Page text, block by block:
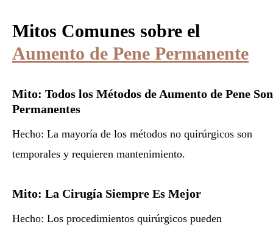
Mitos Comunes sobre el
Aumento de Pene Permanente
Mito: Todos los Métodos de Aumento de Pene Son
Permanentes
Hecho: La mayoría de los métodos no quirúrgicos son
temporales y requieren mantenimiento.
Mito: La Cirugía Siempre Es Mejor
Hecho: Los procedimientos quirúrgicos pueden